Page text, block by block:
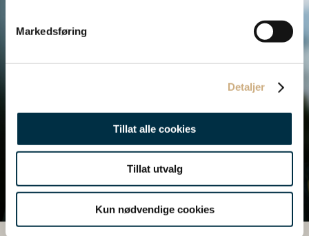
Markedsføring
Detaljer
Tillat alle cookies
Tillat utvalg
Kun nødvendige cookies